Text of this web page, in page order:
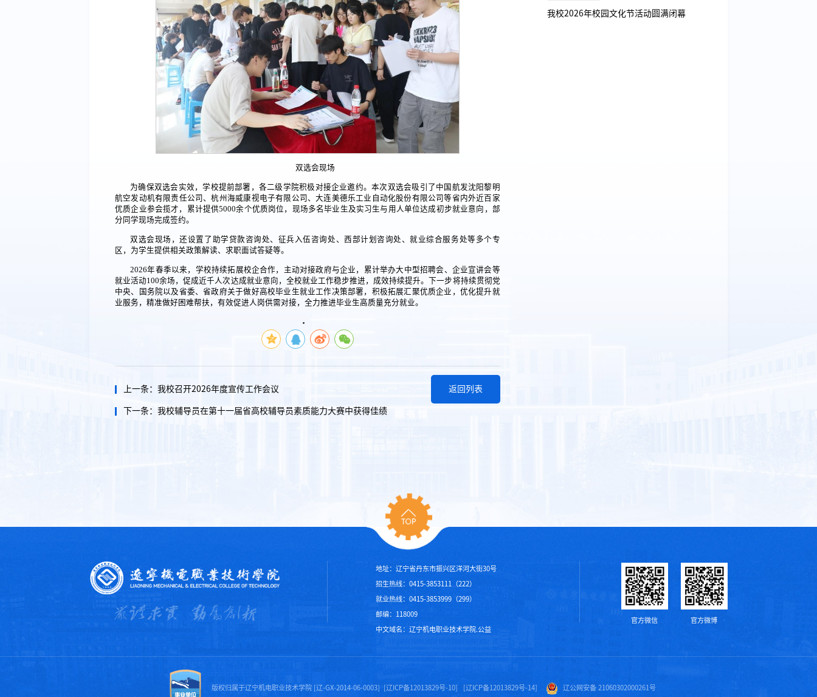
双选会现场
为确保双选会实效，学校提前部署，各二级学院积极对接企业邀约。本次双选会吸引了中国航发沈阳黎明
航空发动机有限责任公司、杭州海威康视电子有限公司、大连美德乐工业自动化股份有限公司等省内外近百家
优质企业参会揽才，累计提供5000余个优质岗位，现场多名毕业生及实习生与用人单位达成初步就业意向，部
分同学现场完成签约。
双选会现场，还设置了助学贷款咨询处、征兵入伍咨询处、西部计划咨询处、就业综合服务处等多个专
区，为学生提供相关政策解读、求职面试答疑等。
2026年春季以来，学校持续拓展校企合作，主动对接政府与企业，累计举办大中型招聘会、企业宣讲会等
就业活动100余场，促成近千人次达成就业意向，全校就业工作稳步推进，成效持续提升。下一步将持续贯彻党
中央、国务院以及省委、省政府关于做好高校毕业生就业工作决策部署，积极拓展汇聚优质企业，优化提升就
业服务，精准做好困难帮扶，有效促进人岗供需对接，全力推进毕业生高质量充分就业。
上一条： 我校召开2026年度宣传工作会议
下一条： 我校辅导员在第十一届省高校辅导员素质能力大赛中获得佳绩
返回列表
我校2026年校园文化节活动圆满闭幕
地址：辽宁省丹东市振兴区洋河大街30号
招生热线：0415-3853111（222）
就业热线：0415-3853999（299）
邮编：118009
中文域名：辽宁机电职业技术学院.公益
官方微信 官方微博
版权归属于辽宁机电职业技术学院 [辽-GX-2014-06-0003] [辽ICP备12013829号-10] [辽ICP备12013829号-14] 辽公网安备 21060302000261号